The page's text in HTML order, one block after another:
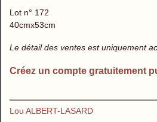
Lot n° 172
40cmx53cm
Le détail des ventes est uniquement
Créez un compte gratuitement
Lou ALBERT-LASARD